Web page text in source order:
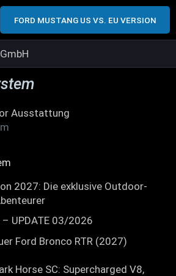
FORD MUSTANG US VS. EU VERSION
Ausstattung
2027: Die exklusive Outdoor-
– UPDATE 03/2026
Ford Bronco RTR (2027)
Horse SC: Supercharged V8,